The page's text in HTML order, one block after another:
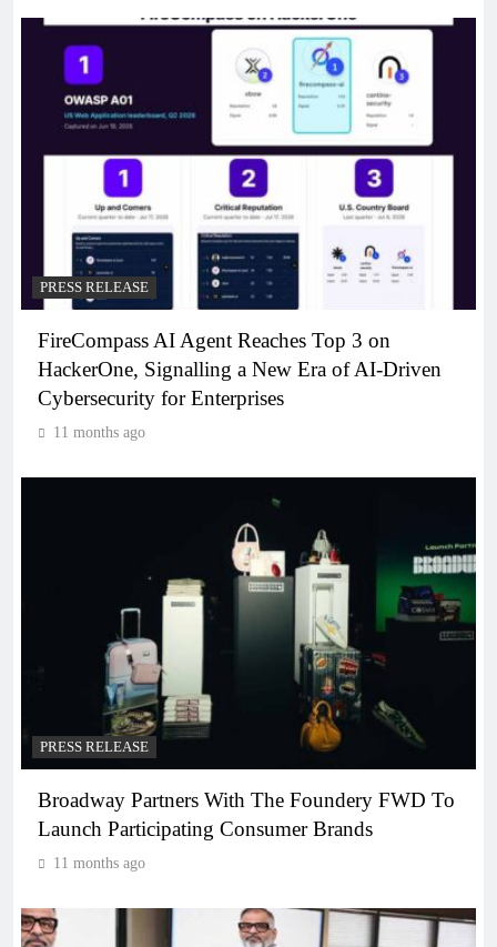
PRESS RELEASE
FireCompass AI Agent Reaches Top 3 on
HackerOne, Signalling a New Era of AI-Driven
Cybersecurity for Enterprises
11 months ago
PRESS RELEASE
Broadway Partners With The Foundery FWD To
Launch Participating Consumer Brands
11 months ago